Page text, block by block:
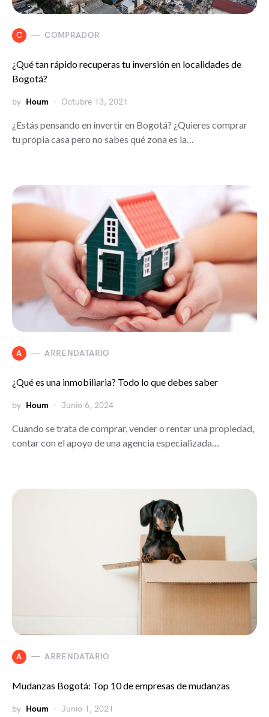
C COMPRADOR
¿Qué tan rápido recuperas tu inversión en localidades de
Bogotá?
by Houm Octubre 13, 2021
¿Estás pensando en invertir en Bogotá? ¿Quieres comprar
tu propia casa pero no sabes qué zona es la…
A ARRENDATARIO
¿Qué es una inmobiliaria? Todo lo que debes saber
by Houm Junio 6, 2024
Cuando se trata de comprar, vender o rentar una propiedad,
contar con el apoyo de una agencia especializada…
A ARRENDATARIO
Mudanzas Bogotá: Top 10 de empresas de mudanzas
by Houm Junio 1, 2021